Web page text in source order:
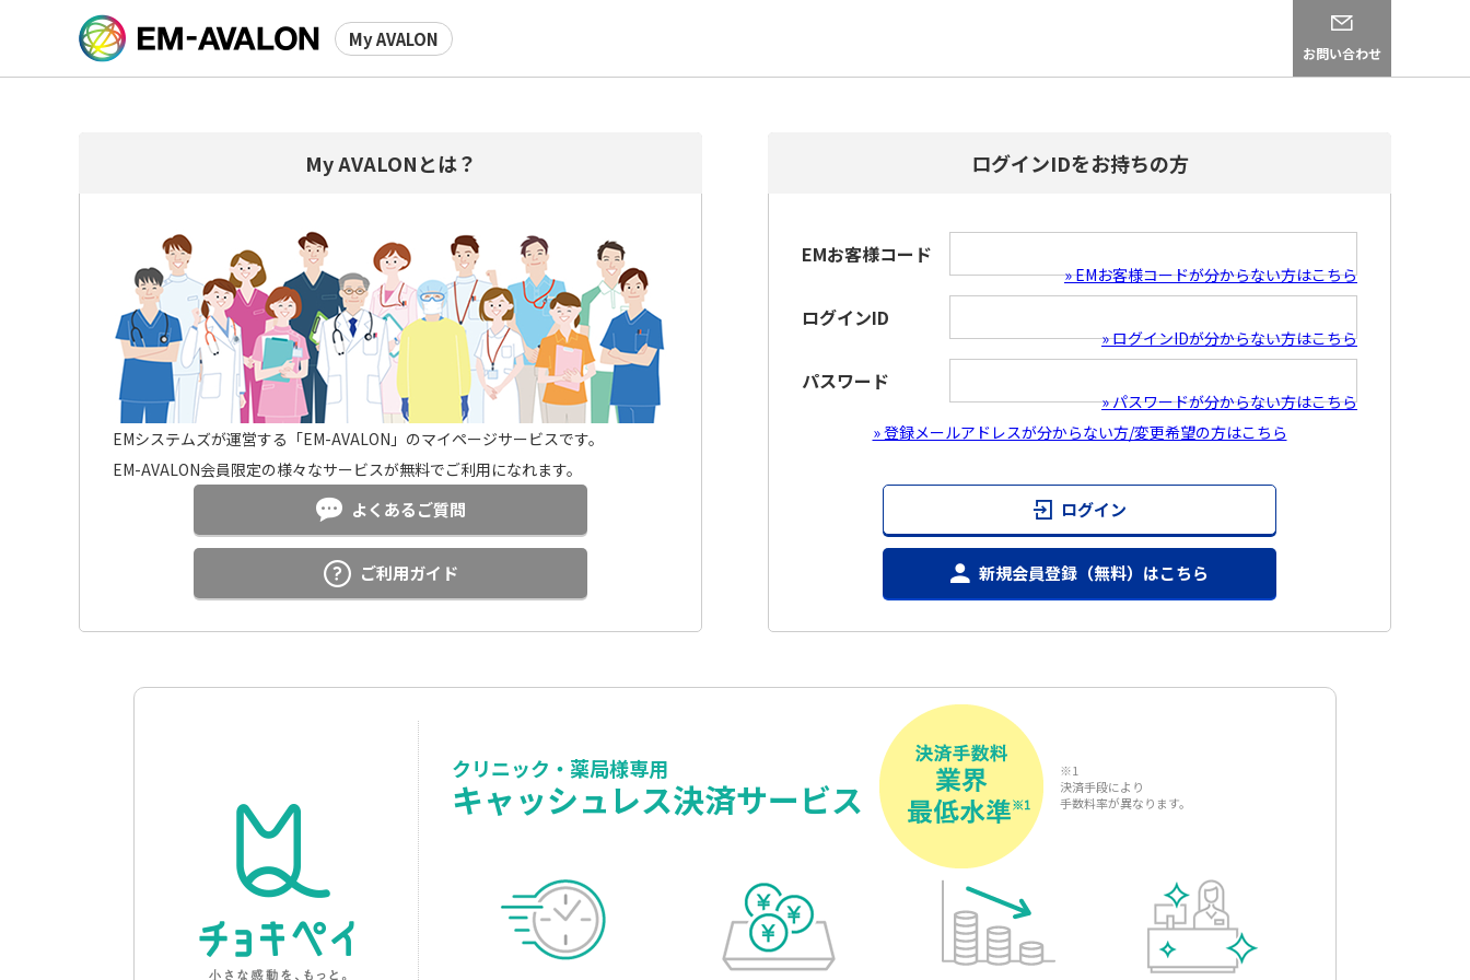
My AVALON
お問い合わせ
My AVALONとは？
EMシステムズが運営する「EM-AVALON」のマイページサービスです。
EM-AVALON会員限定の様々なサービスが無料でご利用になれます。
よくあるご質問
ご利用ガイド
ログインIDをお持ちの方
EMお客様コード
» EMお客様コードが分からない方はこちら
ログインID
» ログインIDが分からない方はこちら
パスワード
» パスワードが分からない方はこちら
» 登録メールアドレスが分からない方/変更希望の方はこちら
ログイン
新規会員登録（無料）はこちら
クリニック・薬局様専用
キャッシュレス決済サービス
※1
決済手段により
手数料率が異なります。